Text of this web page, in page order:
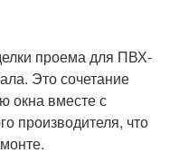
проема для ПВХ-
Это сочетание
окна вместе с
производителя, что